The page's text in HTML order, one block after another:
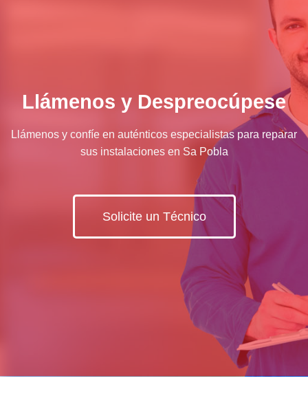
Llámenos y Despreocúpese
Llámenos y confíe en auténticos especialistas para reparar
sus instalaciones en Sa Pobla
Solicite un Técnico